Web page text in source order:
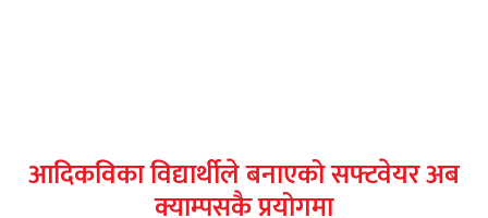
आदिकविका विद्यार्थीले बनाएको सफ्टवेयर अब
क्याम्पसकै प्रयोगमा